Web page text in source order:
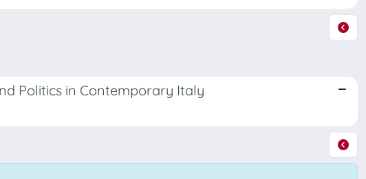
Politics in Contemporary Italy